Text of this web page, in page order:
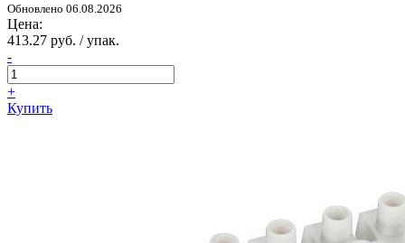
Обновлено 06.08.2026
Цена:
413.27 руб. / упак.
-
+
Купить